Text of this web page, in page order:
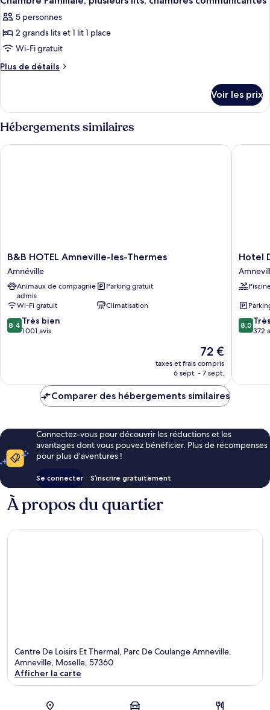
5 personnes
2 grands lits et 1 lit 1 place
Wi-Fi gratuit
Plus de détails
Plus
le
type
de
Chambre
Voir les prix
Hébergements similaires
B&B
HOTEL
Amneville-
les-
Thermes
Amnéville
B&B HOTEL Amneville-les-Thermes
Amnéville
Animaux de compagnie
admis
Parking gratuit
Wi-Fi gratuit
Climatisation
8.4
sur
8,4 Très bien
1 001 avis
Le
nouveau
prix
de
72 €
taxes et frais compris
6 sept. - 7 sept.
B&B HOTEL Amneville-les-Thermes
Hotel
Diane
Hotel
8.0
sur
8,0
372
Hotel
Comparer des hébergements similaires
Connectez-vous pour découvrir les réductions et les
avantages dont vous pouvez bénéficier. Plus de récompenses
pour plus d’aventures !
Se connecter S’inscrire gratuitement
À propos du quartier
Centre De Loisirs Et Thermal, Parc De Coulange Amneville,
Amneville, Moselle, 57360
Afficher la carte